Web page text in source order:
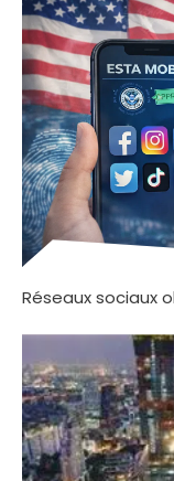
Réseaux sociaux